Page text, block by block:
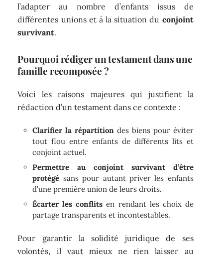
l’adapter au nombre d’enfants issus de
différentes unions et à la situation du conjoint
survivant.
Pourquoi rédiger un testament dans une
famille recomposée ?
Voici les raisons majeures qui justifient la
rédaction d’un testament dans ce contexte :
Clarifier la répartition des biens pour éviter
tout flou entre enfants de différents lits et
conjoint actuel.
Permettre au conjoint survivant d’être
protégé sans pour autant priver les enfants
d’une première union de leurs droits.
Écarter les conflits en rendant les choix de
partage transparents et incontestables.
Pour garantir la solidité juridique de ses
volontés, il vaut mieux ne rien laisser au